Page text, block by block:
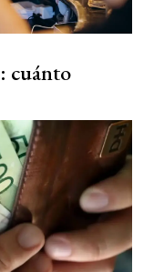
cuánto